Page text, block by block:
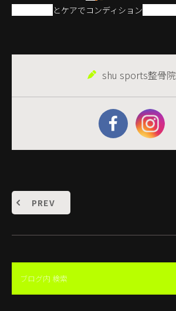
とケアでコンディション
shu sports整骨院
PREV